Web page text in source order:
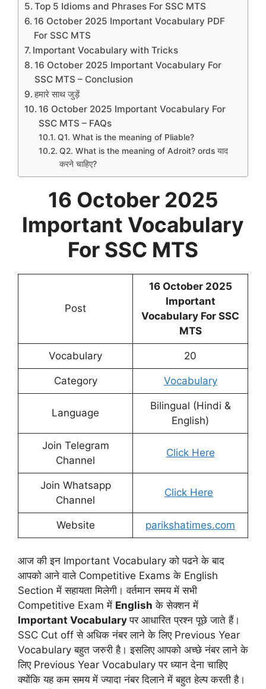
Top 5 Idioms and Phrases For SSC MTS
16 October 2025 Important Vocabulary PDF
For SSC MTS
Important Vocabulary with Tricks
16 October 2025 Important Vocabulary For
SSC MTS – Conclusion
हमारे साथ जुड़ें
16 October 2025 Important Vocabulary For
SSC MTS – FAQs
Q1. What is the meaning of Pliable?
Q2. What is the meaning of Adroit? ords याद
करने चाहिए?
16 October 2025
Important Vocabulary
For SSC MTS
Post
16 October 2025
Important
Vocabulary For SSC
MTS
Vocabulary 20
Category Vocabulary
Language
Bilingual (Hindi &
English)
Join Telegram
Channel
Click Here
Join Whatsapp
Channel
Click Here
Website parikshatimes.com
आज की इन Important Vocabulary को पढने के बाद
आपको आने वाले Competitive Exams के English
Section में सहायता मिलेगी। वर्तमान समय में सभी
Competitive Exam में English के सेक्शन में
Important Vocabularyपर आधारित प्रश्न पूछे जाते हैं।
SSC Cut off से अधिक नंबर लाने के लिए Previous Year
Vocabulary बहुत जरुरी है। इसलिए आपको अच्छे नंबर लाने के
लिए Previous Year Vocabulary पर ध्यान देना चाहिए
क्योंकि यह कम समय में ज्यादा नंबर दिलाने में बहुत हेल्प करती है।